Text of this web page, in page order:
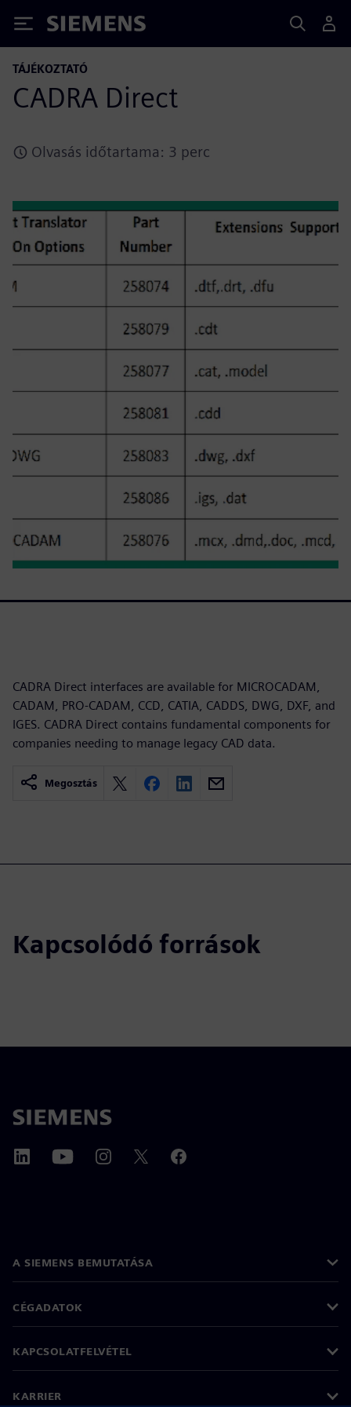
Siemens
TÁJÉKOZTATÓ
CADRA Direct
Olvasás időtartama: 3 perc
CADRA Direct interfaces are available for MICROCADAM,
CADAM, PRO-CADAM, CCD, CATIA, CADDS, DWG, DXF, and
IGES. CADRA Direct contains fundamental components for
companies needing to manage legacy CAD data.
Megosztás
Kapcsolódó források
A SIEMENS BEMUTATÁSA
CÉGADATOK
KAPCSOLATFELVÉTEL
KARRIER